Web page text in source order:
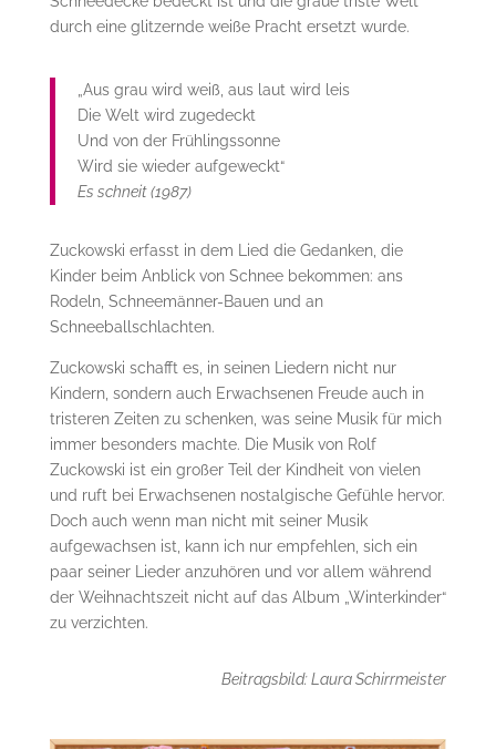
durch eine glitzernde weiße Pracht ersetzt wurde.
„Aus grau wird weiß, aus laut wird leis
Die Welt wird zugedeckt
Und von der Frühlingssonne
Wird sie wieder aufgeweckt“
Es schneit (1987)
Zuckowski erfasst in dem Lied die Gedanken, die
Kinder beim Anblick von Schnee bekommen: ans
Rodeln, Schneemänner-Bauen und an
Schneeballschlachten.
Zuckowski schafft es, in seinen Liedern nicht nur
Kindern, sondern auch Erwachsenen Freude auch in
tristeren Zeiten zu schenken, was seine Musik für mich
immer besonders machte. Die Musik von Rolf
Zuckowski ist ein großer Teil der Kindheit von vielen
und ruft bei Erwachsenen nostalgische Gefühle hervor.
Doch auch wenn man nicht mit seiner Musik
aufgewachsen ist, kann ich nur empfehlen, sich ein
paar seiner Lieder anzuhören und vor allem während
der Weihnachtszeit nicht auf das Album „Winterkinder“
zu verzichten.
Beitragsbild: Laura Schirrmeister